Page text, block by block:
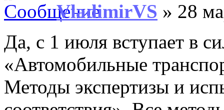
VladimirVS » 28
Да, с 1 июля вступает в
«Автомобильные
Методы экспертизы и